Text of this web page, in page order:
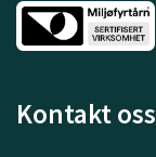
Kontakt oss